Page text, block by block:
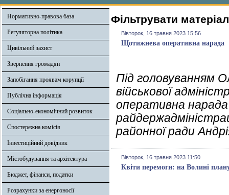
Нормативно-правова база
Регуляторна політика
Цивільний захист
Звернення громадян
Запобігання проявам корупції
Публічна інформація
Соціально-економічний розвиток
Спостережна комісія
Інвестиційний довідник
Містобудування та архітектура
Бюджет, фінанси, податки
Розрахунки за енергоносії
Фільтрувати
Вівторок, 16 травня 2023 15:56
Щотижнева оперативна нарада
Під головуванням
військової
оперативна нарада
районної ради
Вівторок, 16 травня 2023 11:50
Квіти перемоги: на Волині